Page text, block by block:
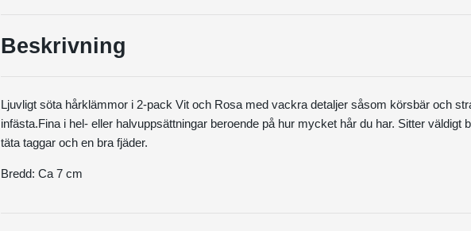
Beskrivning
Ljuvligt söta hårklämmor i 2-pack Vit och Rosa med vackra detaljer såsom körsbär och
infästa.Fina i hel- eller halvuppsättningar beroende på hur mycket hår du har. Sitter väldigt
täta taggar och en bra fjäder.
Bredd: Ca 7 cm